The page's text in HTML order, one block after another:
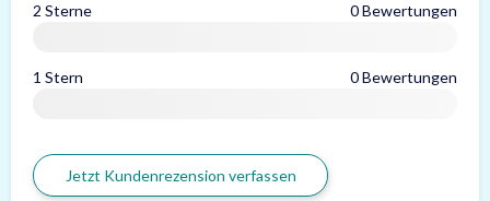
2 Sterne 0 Bewertungen
1 Stern 0 Bewertungen
Jetzt Kundenrezension verfassen